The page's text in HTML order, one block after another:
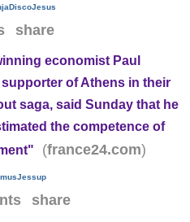
share
economist Paul
of Athens in their
saga, said Sunday that he
the competence of
(france24.com)
share